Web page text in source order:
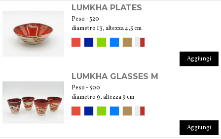
LUMKHA PLATES
Peso - 520
diametro 13, altezza 4,5 cm
Aggiungi
LUMKHA GLASSES M
Peso - 500
diametro 9, altezza 9 cm
Aggiungi